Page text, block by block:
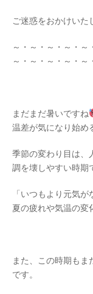
ご迷惑をおかけいた
～・～・～・～・～
～・～・～・～・～・
まだまだ暑いですね
温差が気になり始め
季節の変わり目は、
調を壊しやすい時期
「いつもより元気
夏の疲れや気温の変
また、この時期もま
です。